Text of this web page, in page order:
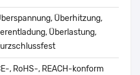
Überhitzung,
Überlastung,
, RoHS-, REACH-konform